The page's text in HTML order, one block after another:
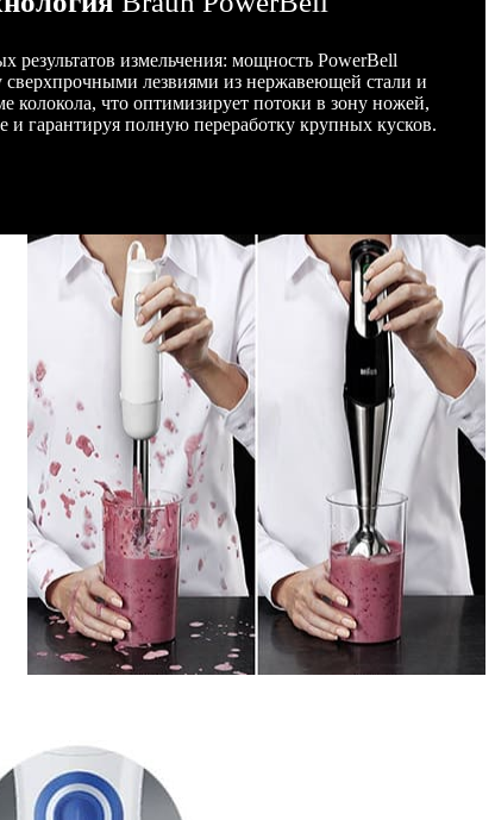
результатов измельчения: мощность PowerBell
сверхпрочными лезвиями из нержавеющей стали и
колокола, что оптимизирует потоки в зону ножей,
и гарантируя полную переработку крупных кусков.